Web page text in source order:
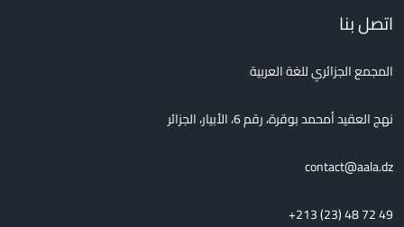
اتصل بنا
المجمع الجزائري للغة العربية
نهج العقيد أمحمد بوقرة، رقم 6، الأبيار، الجزائر
contact@aala.dz
+213 (23) 48 72 49